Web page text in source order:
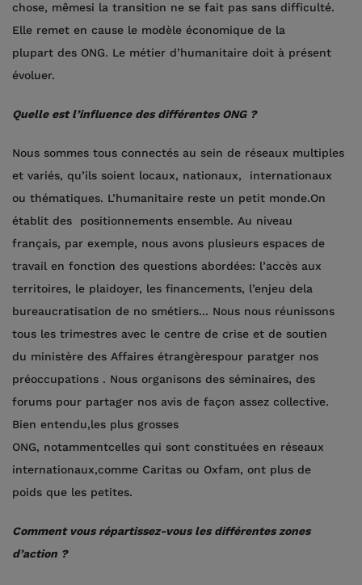
chose, mêmesi la transition ne se fait pas sans difficulté.
Elle remet en cause le modèle économique de la
plupart des ONG. Le métier d’humanitaire doit à présent
évoluer.
Quelle est l’influence des différentes ONG ?
Nous sommes tous connectés au sein de réseaux multiples
et variés, qu’ils soient locaux, nationaux, internationaux
ou thématiques. L’humanitaire reste un petit monde.On
établit des positionnements ensemble. Au niveau
français, par exemple, nous avons plusieurs espaces de
travail en fonction des questions abordées: l’accès aux
territoires, le plaidoyer, les financements, l’enjeu dela
bureaucratisation de no smétiers... Nous nous réunissons
tous les trimestres avec le centre de crise et de soutien
du ministère des Affaires étrangèrespour paratger nos
préoccupations . Nous organisons des séminaires, des
forums pour partager nos avis de façon assez collective.
Bien entendu,les plus grosses
ONG, notammentcelles qui sont constituées en réseaux
internationaux,comme Caritas ou Oxfam, ont plus de
poids que les petites.
Comment vous répartissez-vous les différentes zones
d’action ?